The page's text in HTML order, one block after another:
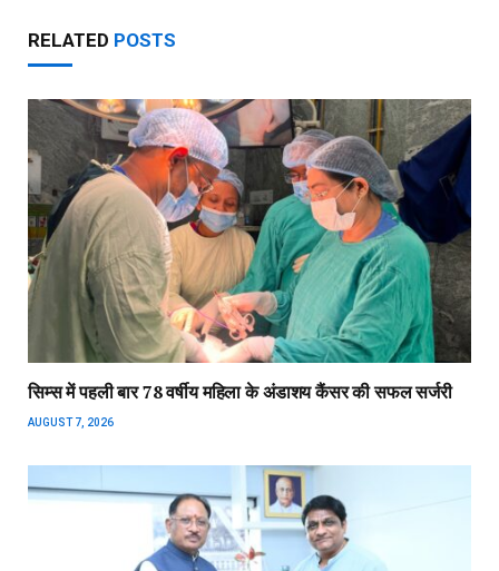
RELATED POSTS
सिम्स में पहली बार 78 वर्षीय महिला के अंडाशय कैंसर की सफल सर्जरी
AUGUST 7, 2026